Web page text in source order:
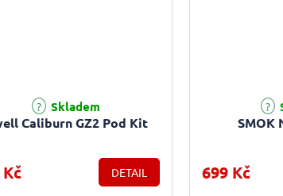
Caliburn GZ2 Pod Kit
hodnocení produktu je 5,0 z 5 hvězdiček.
Skladem
DETAIL
SMOK
Průměrné
699 Kč